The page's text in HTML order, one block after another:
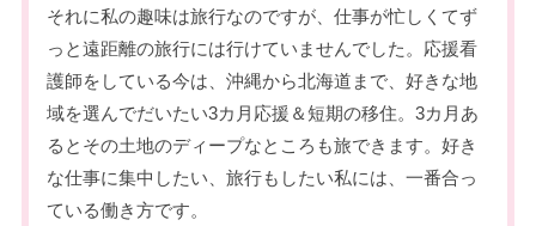
それに私の趣味は旅行なのですが、仕事が忙しくてず
っと遠距離の旅行には行けていませんでした。応援看
護師をしている今は、沖縄から北海道まで、好きな地
域を選んでだいたい3カ月応援＆短期の移住。3カ月あ
るとその土地のディープなところも旅できます。好き
な仕事に集中したい、旅行もしたい私には、一番合っ
ている働き方です。